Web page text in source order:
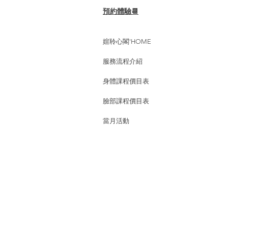
預約體驗📆
媗聆心閣'HOME
服務流程介紹
身體課程價目表
臉部課程價目表
當月活動